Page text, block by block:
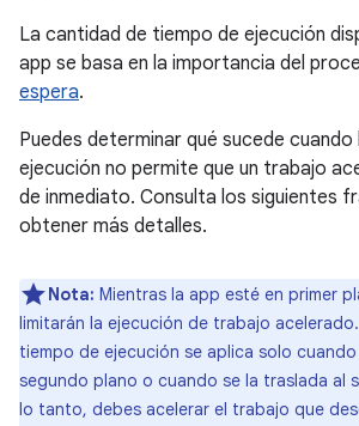
La cantidad de tiempo de ejecución
app se basa en la importancia del
espera.
Puedes determinar qué sucede
ejecución no permite que un trabajo
de inmediato. Consulta los siguientes
obtener más detalles.
Nota: Mientras la app esté en primer
limitarán la ejecución de trabajo
tiempo de ejecución se aplica solo
segundo plano o cuando se la traslada al
lo tanto, debes acelerar el trabajo que